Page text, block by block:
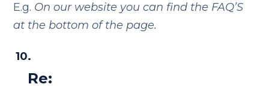
E.g. On our website you can find the FAQ’S
at the bottom of the page.
Re: